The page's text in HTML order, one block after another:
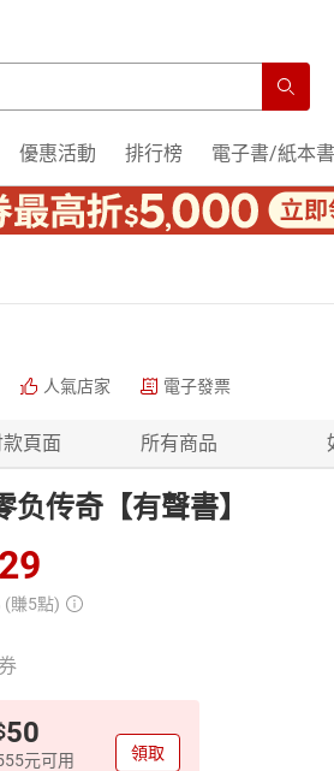
優惠活動 排行榜 電子書/紙本書
人氣店家 電子發票
頁面 所有商品
负传奇【有聲書】
(賺5點)
50
元可用 領取